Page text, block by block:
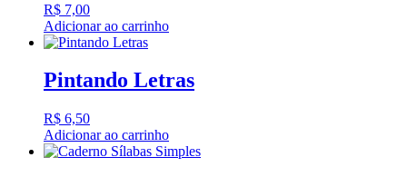
R$ 7,00
Adicionar ao carrinho
Pintando Letras
R$ 6,50
Adicionar ao carrinho